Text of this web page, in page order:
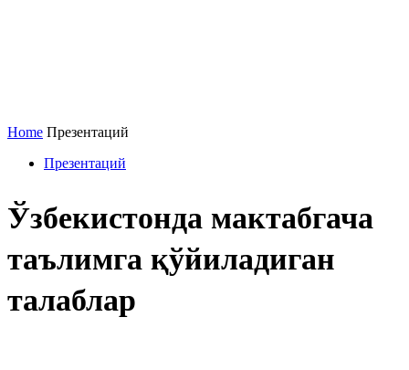
Home Презентаций
Презентаций
Ўзбекистонда мактабгача
таълимга қўйиладиган
талаблар